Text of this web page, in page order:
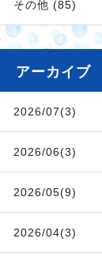
その他 (85)
アーカイブ
2026/07(3)
2026/06(3)
2026/05(9)
2026/04(3)